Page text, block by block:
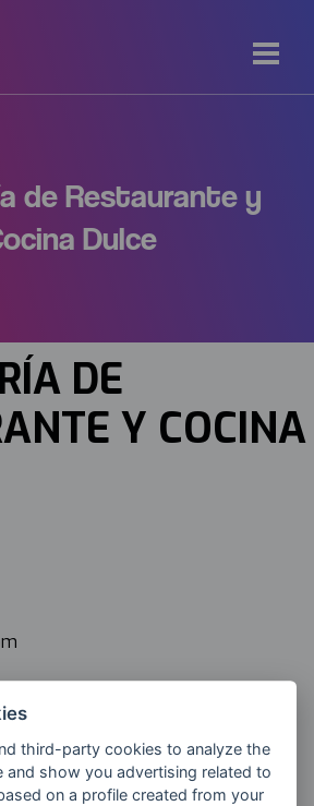
de Restaurante y
Dulce
DE
Y COCINA
101, Donostia, Gipuzkoa
third-party cookies to analyze the
and show you advertising related to
on a profile created from your